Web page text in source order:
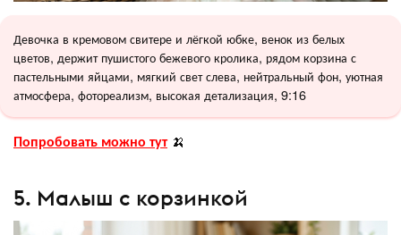
Девочка в кремовом свитере и лёгкой юбке, венок из белых
цветов, держит пушистого бежевого кролика, рядом корзина с
пастельными яйцами, мягкий свет слева, нейтральный фон, уютная
атмосфера, фотореализм, высокая детализация, 9:16
Попробовать можно тут🍌
5. Малыш с корзинкой